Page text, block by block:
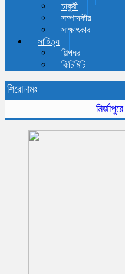
চাকুরী
সম্পাদকীয়
সাক্ষাৎকার
সাহিত্য
শিল্পঘর
কিচিমিচি
শিরোনামঃ
মির্জাপুরে